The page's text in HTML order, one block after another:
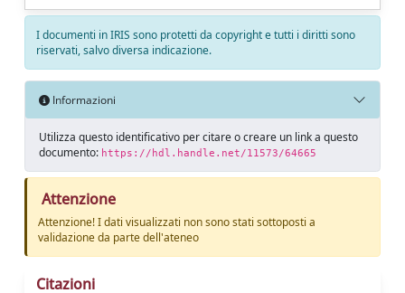
I documenti in IRIS sono protetti da copyright e tutti i diritti sono
riservati, salvo diversa indicazione.
Informazioni
Utilizza questo identificativo per citare o creare un link a questo
documento: https://hdl.handle.net/11573/64665
Attenzione
Attenzione! I dati visualizzati non sono stati sottoposti a
validazione da parte dell'ateneo
Citazioni